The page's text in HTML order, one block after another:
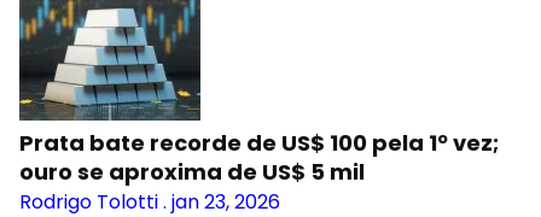
Prata bate recorde de US$ 100 pela 1º vez;
ouro se aproxima de US$ 5 mil
Rodrigo Tolotti. jan 23, 2026